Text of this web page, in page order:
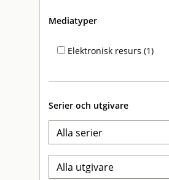
Mediatyper
Elektronisk resurs (1)
Serier och utgivare